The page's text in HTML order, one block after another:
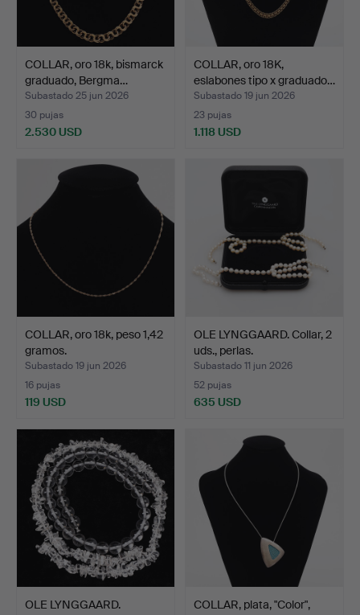
COLLAR, oro 18k, bismarck
graduado, Bergma…
Subastado 25 jun 2026
30 pujas
2.530 USD
COLLAR, oro 18K,
eslabones tipo x graduado…
Subastado 19 jun 2026
23 pujas
1.118 USD
COLLAR, oro 18k, peso 1,42
gramos.
Subastado 19 jun 2026
16 pujas
119 USD
OLE LYNGGAARD. Collar, 2
uds., perlas.
Subastado 11 jun 2026
52 pujas
635 USD
OLE LYNGGAARD.
COLLAR, plata, "Color",